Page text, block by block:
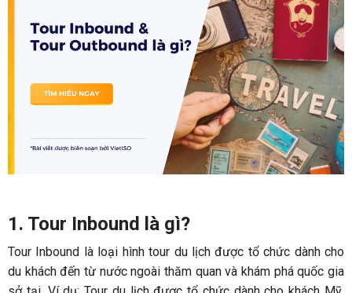
1. Tour Inbound là gì?
Tour Inbound là loại hình tour du lịch được tổ chức dành cho
du khách đến từ nước ngoài thăm quan và khám phá quốc gia